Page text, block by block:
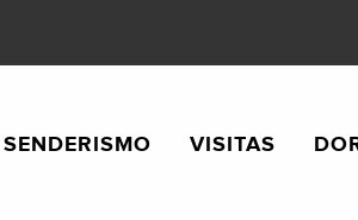
SENDERISMO VISITAS